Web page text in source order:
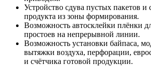
Устройство сдува пустых пакетов и
продукта из зоны формирования.
Возможность автосклейки плёнки
простоев на непрерывной линии.
Возможность установки байпаса,
вытяжки воздуха, перфорации,
и счётчика готовой продукции.